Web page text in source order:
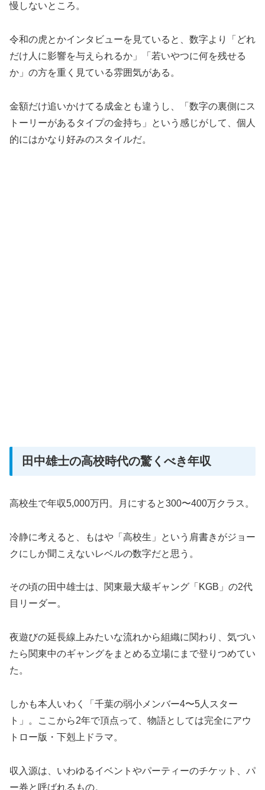
慢しないところ。
令和の虎とかインタビューを見ていると、数字より「どれ
だけ人に影響を与えられるか」「若いやつに何を残せる
か」の方を重く見ている雰囲気がある。
金額だけ追いかけてる成金とも違うし、「数字の裏側にス
トーリーがあるタイプの金持ち」という感じがして、個人
的にはかなり好みのスタイルだ。
田中雄士の高校時代の驚くべき年収
高校生で年収5,000万円。月にすると300〜400万クラス。
冷静に考えると、もはや「高校生」という肩書きがジョー
クにしか聞こえないレベルの数字だと思う。
その頃の田中雄士は、関東最大級ギャング「KGB」の2代
目リーダー。
夜遊びの延長線上みたいな流れから組織に関わり、気づい
たら関東中のギャングをまとめる立場にまで登りつめてい
た。
しかも本人いわく「千葉の弱小メンバー4〜5人スター
ト」。ここから2年で頂点って、物語としては完全にアウ
トロー版・下剋上ドラマ。
収入源は、いわゆるイベントやパーティーのチケット、パ
ー券と呼ばれるもの。